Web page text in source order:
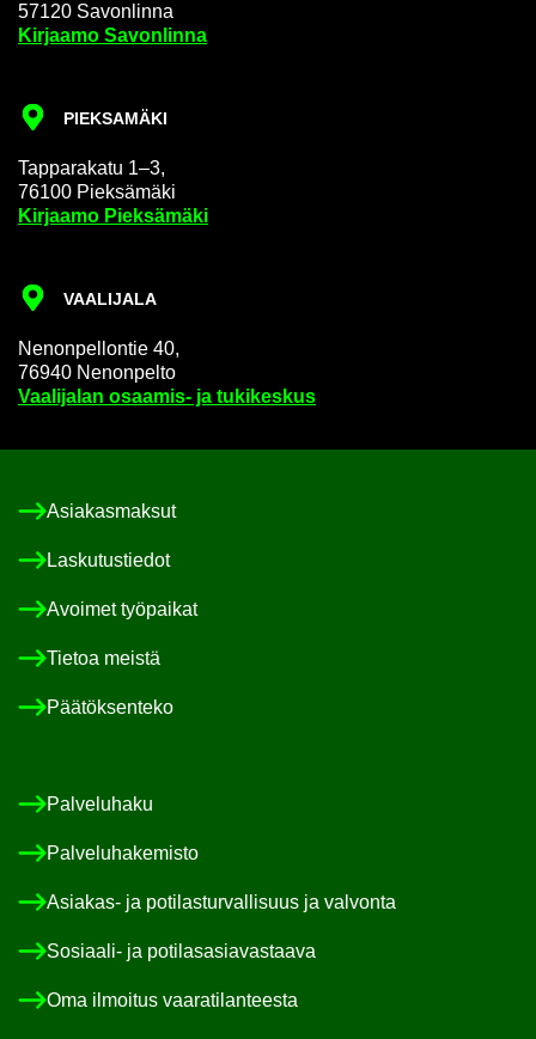
57120 Sa­von­lin­na
Kir­jaa­mo Sa­von­lin­na
PIEK­SA­MÄ­KI
Tap­pa­ra­ka­tu 1–3,
76100 Piek­sä­mä­ki
Kir­jaa­mo Piek­sä­mä­ki
VAA­LI­JA­LA
Ne­non­pel­lon­tie 40,
76940 Ne­non­pel­to
Vaa­li­ja­lan osaamis-​ ja tu­ki­kes­kus
Asia­kas­mak­sut
Las­ku­tus­tie­dot
Avoi­met työ­pai­kat
Tie­toa meis­tä
Pää­tök­sen­te­ko
Pal­ve­lu­ha­ku
Pal­ve­lu­ha­ke­mis­to
Asiakas-​ ja po­ti­las­tur­val­li­suus ja val­von­ta
Sosiaali-​ ja po­ti­las­asia­vas­taa­va
Oma il­moi­tus vaa­ra­ti­lan­tees­ta